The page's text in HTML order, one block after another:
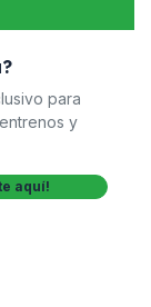
para
y
aquí!